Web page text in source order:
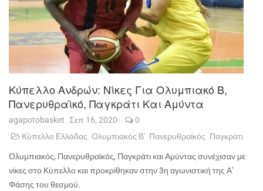
Κύπελλο Ανδρών: Νίκες Για Ολυμπιακό Β,
Πανερυθραϊκό, Παγκράτι Και Αμύντα
agapotobasket Σεπ 16, 2020
0
Κύπελλο Ελλάδας Ολυμπιακός Β' Πανερυθραϊκός Παγκράτι
Ολυμπιακός, Πανερυθραϊκός, Παγκράτι και Αμύντας συνέχισαν με
νίκες στο Κύπελλο και προκρίθηκαν στην 3η αγωνιστική της Α’
Φάσης του θεσμού.